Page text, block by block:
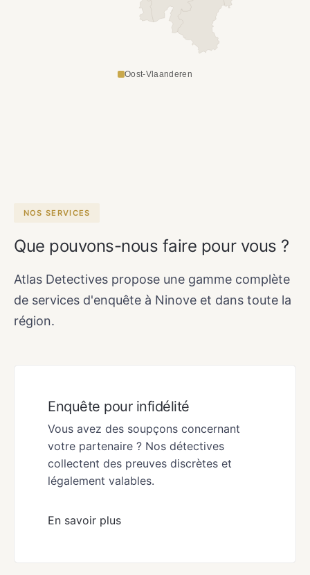
Oost-Vlaanderen
NOS SERVICES
Que pouvons-nous faire pour vous ?
Atlas Detectives propose une gamme complète
de services d'enquête à Ninove et dans toute la
région.
Enquête pour infidélité
Vous avez des soupçons concernant
votre partenaire ? Nos détectives
collectent des preuves discrètes et
légalement valables.
En savoir plus